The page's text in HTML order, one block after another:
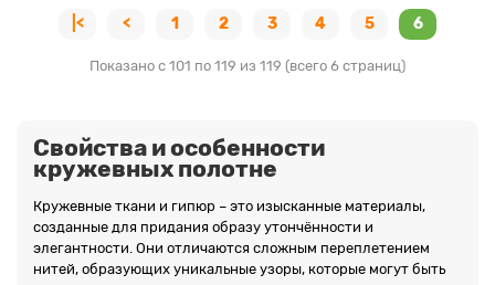
|< < 1 2 3 4 5 6
Показано с 101 по 119 из 119 (всего 6 страниц)
Свойства и особенности
кружевных полотне
Кружевные ткани и гипюр – это изысканные материалы,
созданные для придания образу утончённости и
элегантности. Они отличаются сложным переплетением
нитей, образующих уникальные узоры, которые могут быть